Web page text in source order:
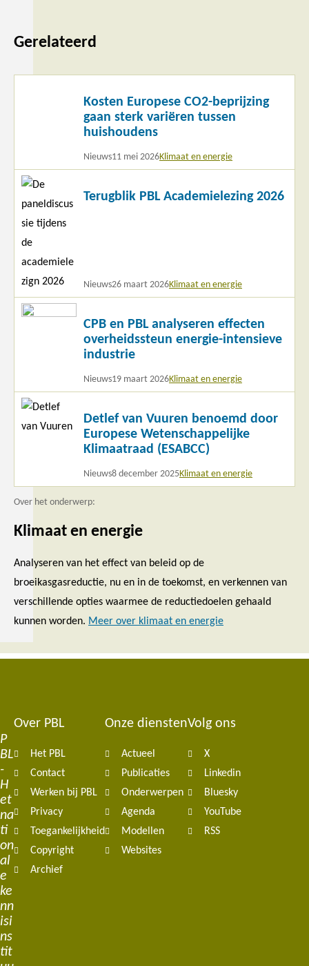
Gerelateerd
Kosten Europese CO2-beprijzing
gaan sterk variëren tussen
huishoudens
Nieuws11 mei 2026Klimaat en energie
Terugblik PBL Academielezing 2026
Nieuws26 maart 2026Klimaat en energie
Lees
CPB en PBL analyseren effecten
overheidssteun energie-intensieve
industrie
Nieuws19 maart 2026Klimaat en energie
Lees
Detlef van Vuuren benoemd door
Europese Wetenschappelijke
Klimaatraad (ESABCC)
Nieuws8 december 2025Klimaat en energie
Lees
Over het onderwerp:
Klimaat en energie
Analyseren van het effect van beleid op de
broeikasgasreductie, nu en in de toekomst, en verkennen van
verschillende opties waarmee de reductiedoelen gehaald
kunnen worden. Meer over klimaat en energie
P
BL
-
H
et
na
ti
on
al
e
ke
nn
isi
ns
tit
Footer
navigation
Over PBL
Het PBL
Contact
Werken bij PBL
Privacy
Toegankelijkheid
Copyright
Archief
Onze diensten
Actueel
Publicaties
Onderwerpen
Agenda
Modellen
Websites
Volg ons
X
Linkedin
Bluesky
YouTube
RSS